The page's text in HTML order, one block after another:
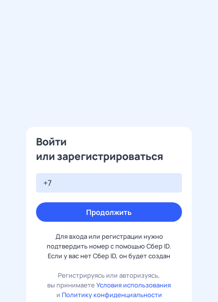
Войти
или зарегистрироваться
Продолжить
Для входа или регистрации нужно
подтвердить номер с помощью Сбер ID.
Если у вас нет Сбер ID, он будет создан
Регистрируясь или авторизуясь,
вы принимаете Условия использования
и Политику конфиденциальности